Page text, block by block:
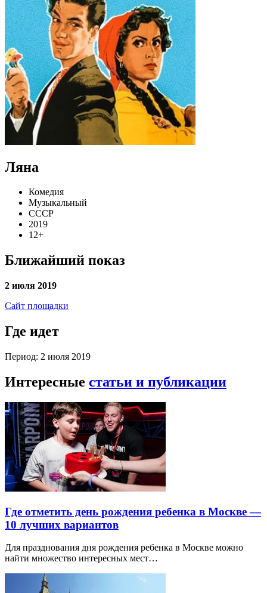
Ляна
Комедия
Музыкальный
СССР
2019
12+
Ближайший показ
2 июля 2019
Сайт площадки
Где идет
Период: 2 июля 2019
Интересные статьи и публикации
Где отметить день рождения ребенка в Москве —
10 лучших вариантов
Для празднования дня рождения ребенка в Москве можно
найти множество интересных мест…